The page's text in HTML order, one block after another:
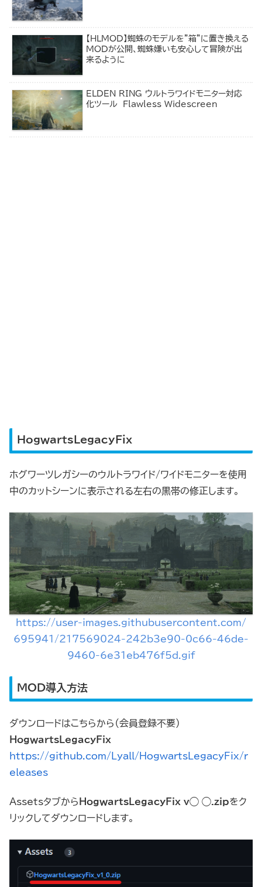
【HLMOD】蜘蛛のモデルを”箱”に置き換える
MODが公開、蜘蛛嫌いも安心して冒険が出
来るように
ELDEN RING ウルトラワイドモニター対応
化ツール Flawless Widescreen
HogwartsLegacyFix
ホグワーツレガシーのウルトラワイド/ワイドモニターを使用
中のカットシーンに表示される左右の黒帯の修正します。
https://user-images.githubusercontent.com/
695941/217569024-242b3e90-0c66-46de-
9460-6e31eb476f5d.gif
MOD導入方法
ダウンロードはこちらから（会員登録不要）
HogwartsLegacyFix
https://github.com/Lyall/HogwartsLegacyFix/r
eleases
Assetsタブから HogwartsLegacyFix_v◯_◯.zipをク
リックしてダウンロードします。